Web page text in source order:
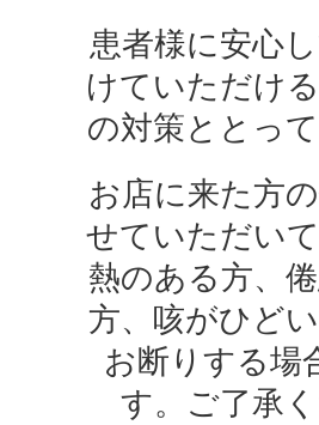
患者様に安心
けていただけ
の対策ととっ
お店に来た方
せていただいて
熱のある方、
方、咳がひど
お断りする場
す。ご了承く